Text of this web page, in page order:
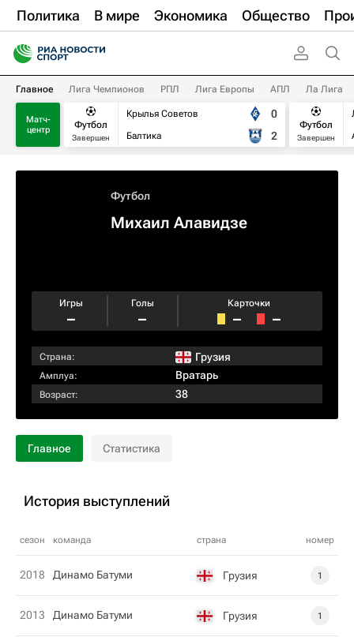
Политика В мире Экономика Общество
Главное Лига Чемпионов РПЛ Лига Европы АПЛ Ла Лига
Матч-
центр
Футбол
Завершен
Крылья Советов
Балтика
0
2
Футбол
Завершен
Футбол
Михаил Алавидзе
Игры
–
Голы
–
Карточки
– –
Страна: Грузия
Амплуа: Вратарь
Возраст: 38
Главное Статистика
История выступлений
сезон команда страна номер
2018 Динамо Батуми Грузия 1
2013 Динамо Батуми Грузия 1